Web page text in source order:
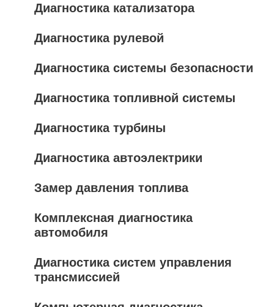
Диагностика катализатора
Диагностика рулевой
Диагностика системы безопасности
Диагностика топливной системы
Диагностика турбины
Диагностика автоэлектрики
Замер давления топлива
Комплексная диагностика
автомобиля
Диагностика систем управления
трансмиссией